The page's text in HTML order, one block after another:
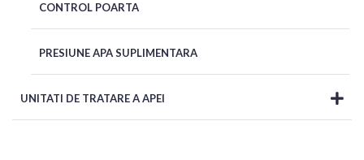
CONTROL POARTA
PRESIUNE APA SUPLIMENTARA
UNITATI DE TRATARE A APEI